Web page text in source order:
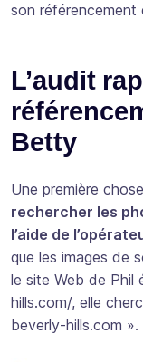
son référencement
L’audit
Betty
Une première
rechercher les
l’aide de
que les images de
le site Web de
hills.com/, elle
beverly-hills.com ».